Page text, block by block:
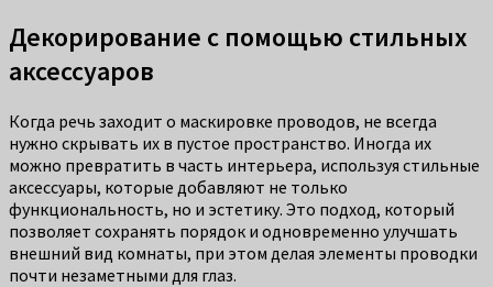
Декорирование с помощью стильных
аксессуаров
Когда речь заходит о маскировке проводов, не всегда
нужно скрывать их в пустое пространство. Иногда их
можно превратить в часть интерьера, используя стильные
аксессуары, которые добавляют не только
функциональность, но и эстетику. Это подход, который
позволяет сохранять порядок и одновременно улучшать
внешний вид комнаты, при этом делая элементы проводки
почти незаметными для глаз.